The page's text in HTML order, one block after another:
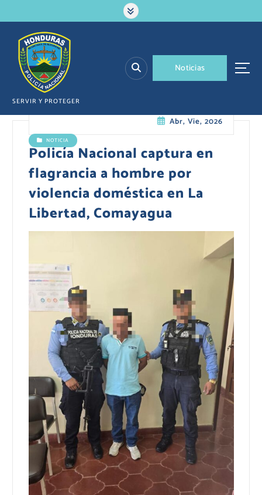
a
SERVIR Y PROTEGER
Noticias
Abr, Vie, 2026
NOTICIA
Policía Nacional captura en
flagrancia a hombre por
violencia doméstica en La
Libertad, Comayagua